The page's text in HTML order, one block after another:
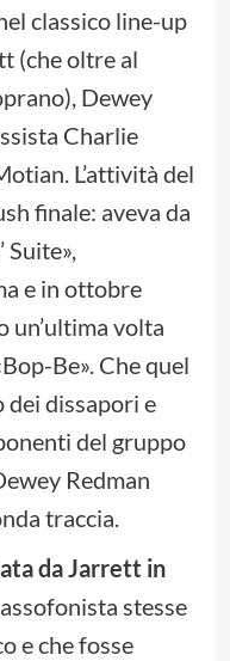
classico line-up
(che oltre al
Dewey
Charlie
L’attività del
finale: aveva da
Suite»,
e in ottobre
un’ultima volta
Be». Che quel
dissapori e
del gruppo
Redman
traccia.
da Jarrett in
stesse
e che fosse